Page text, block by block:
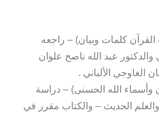
كلمات وبيان) – راجعه
عبد الله ناصح علوان
الغاوجي الألباني .
وأسماء الله الحسنى) – دراسة
والعلم الحديث – والكتاب مقرر في